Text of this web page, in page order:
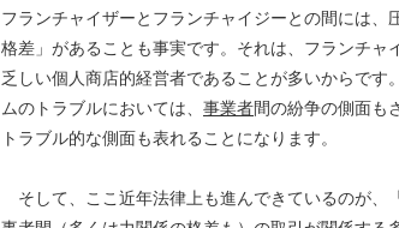
フランチャイザーとフランチャイジーとの間には、
格差」があることも事実です。それは、フランチャ
乏しい個人商店的経営者であることが多いからです
ムのトラブルにおいては、 事業者間の紛争の側面も
トラブル的な側面も表れることになります。
そして、ここ近年法律上も進んできているのが、